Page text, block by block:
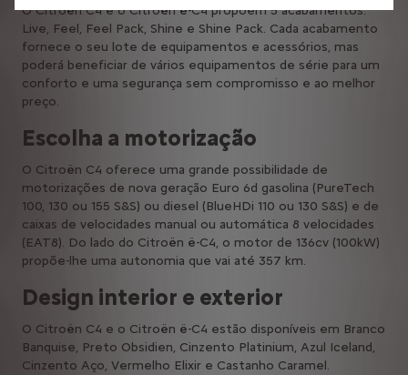
O Citroën C4 e o Citroën ë-C4 propõem 5 acabamentos:
Live, Feel, Feel Pack, Shine e Shine Pack. Cada acabamento
fornece o seu lote de equipamentos e acessórios, mas
poderá beneficiar de vários equipamentos de série para um
conforto e uma segurança sem compromisso e ao melhor
preço.
Escolha a motorização
O Citroën C4 oferece uma grande possibilidade de
motorizações de nova geração Euro 6d gasolina (PureTech
100, 130 ou 155 S&S) ou diesel (BlueHDi 110 ou 130 S&S) e de
caixas de velocidades manual ou automática 8 velocidades
(EAT8). Do lado do Citroën ë-C4, o motor de 136cv (100kW)
propõe-lhe uma autonomia que vai até 357 km.
Design interior e exterior
O Citroën C4 e o Citroën ë-C4 estão disponíveis em Branco
Banquise, Preto Obsidien, Cinzento Platinium, Azul Iceland,
Cinzento Aço, Vermelho Elixir e Castanho Caramel.